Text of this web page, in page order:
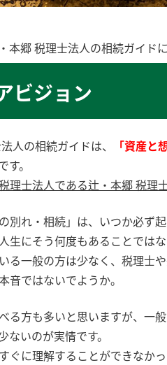
本郷 税理士法人の相続ガイド
ビジョン
人の相続ガイドは、
「資産
す。
理士法人である辻・本郷 税理
別れ・相続」は、いつか必ず起
生にそう何度もあることでは
る一般の方は少なく、税理士
音ではないでようか。
る方も多いと思いますが、一
ないのが実情です。
ぐに理解することができなか